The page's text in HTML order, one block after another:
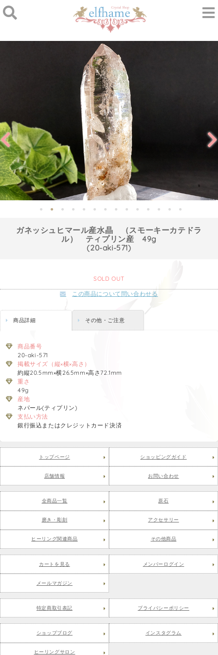
ガネッシュヒマール産水晶 （スモーキーカテドラ
ル） ティプリン産 49g
(20-aki-571)
SOLD OUT
この商品について問い合わせる
商品詳細 その他・ご注意
商品番号
20-aki-571
掲載サイズ（縦×横×高さ）
約縦20.5mm×横26.5mm×高さ72.1mm
重さ
49g
産地
ネパール(ティプリン)
支払い方法
銀行振込またはクレジットカード決済
トップページ ショッピングガイド
店舗情報 お問い合わせ
全商品一覧 原石
磨き・彫刻 アクセサリー
ヒーリング関連商品 その他商品
カートを見る メンバーログイン
メールマガジン
特定商取引表記 プライバシーポリシー
ショップブログ インスタグラム
ヒーリングサロン